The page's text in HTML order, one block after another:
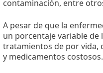
contaminación, entre
A pesar de que la
un porcentaje variable
tratamientos de por vida,
y medicamentos costosos.